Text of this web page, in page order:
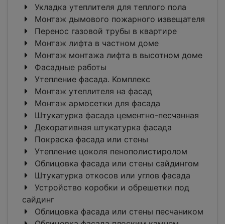
Укладка утеплителя для теплого пола
Монтаж дымового пожарного извещателя
Перенос газовой трубы в квартире
Монтаж лифта в частном доме
Монтаж монтажа лифта в высотном доме
Фасадные работы
Утепление фасада. Комплекс
Монтаж утеплителя на фасад
Монтаж армосетки для фасада
Штукатурка фасада цементно-песчанная
Декоративная штукатурка фасада
Покраска фасада или стены
Утепление цоколя пенополистиролом
Облицовка фасада или стены сайдингом
Штукатурка откосов или углов фасада
Устройство коробки и обрешетки под
сайдинг
Облицовка фасада или стены песчаником